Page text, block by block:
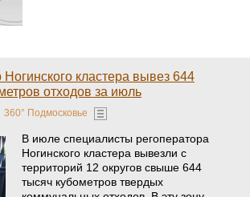
Ногинского кластера вывез 644
отходов за июль
360° Подмосковье
В июле специалисты регоператора
Ногинского кластера вывезли с
территорий 12 округов свыше 644
тысяч кубометров твердых